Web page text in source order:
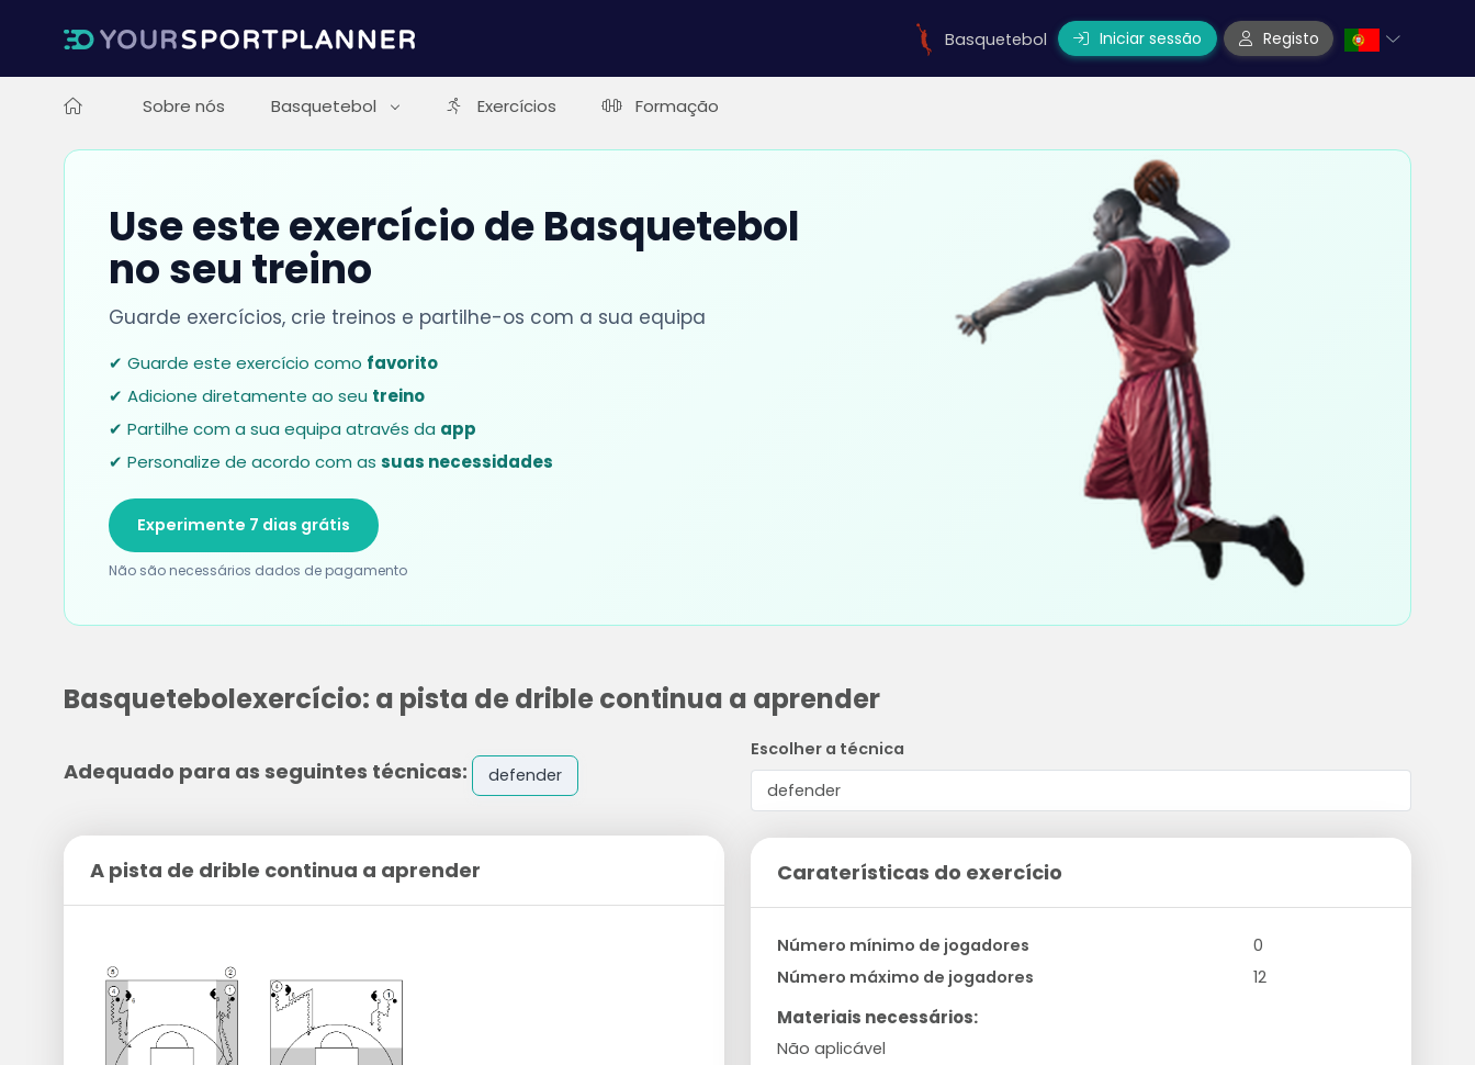
Basquetebol Iniciar sessão Registo
Sobre nós Basquetebol Exercícios Formação
Use este exercício de Basquetebol
no seu treino
Guarde exercícios, crie treinos e partilhe-os com a sua equipa
✔ Guarde este exercício como favorito
✔ Adicione diretamente ao seu treino
✔ Partilhe com a sua equipa através da app
✔ Personalize de acordo com as suas necessidades
Experimente 7 dias grátis
Não são necessários dados de pagamento
Basquetebolexercício: a pista de drible continua a aprender
Adequado para as seguintes técnicas: defender
A pista de drible continua a aprender
Escolher a técnica
Caraterísticas do exercício
Número mínimo de jogadores
0
Número máximo de jogadores
12
Materiais necessários:
Não aplicável